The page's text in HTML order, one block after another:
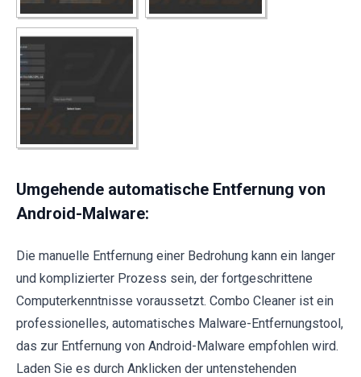
Umgehende automatische Entfernung von
Android-Malware:
Die manuelle Entfernung einer Bedrohung kann ein langer
und komplizierter Prozess sein, der fortgeschrittene
Computerkenntnisse voraussetzt. Combo Cleaner ist ein
professionelles, automatisches Malware-Entfernungstool,
das zur Entfernung von Android-Malware empfohlen wird.
Laden Sie es durch Anklicken der untenstehenden